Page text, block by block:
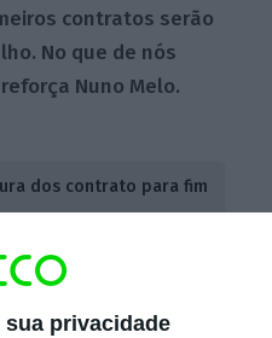
sua privacidade
contratos serão
No que de nós
Nuno Melo.
dos contrato para fim
chegarão em